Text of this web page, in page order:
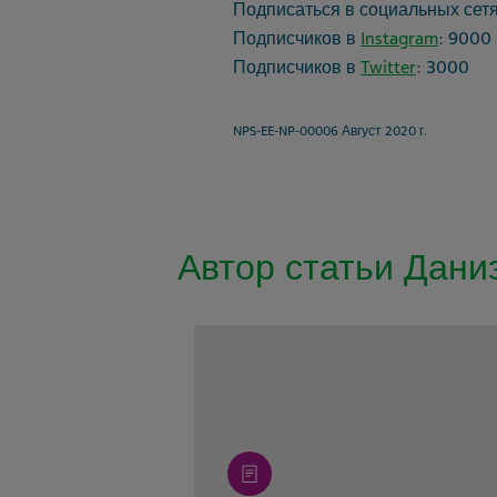
Подписаться в социальных
Подписчиков в Instagram: 9000
Подписчиков в Twitter: 3000
NPS-EE-NP-00006 Август 2020 г.
Автор статьи
article